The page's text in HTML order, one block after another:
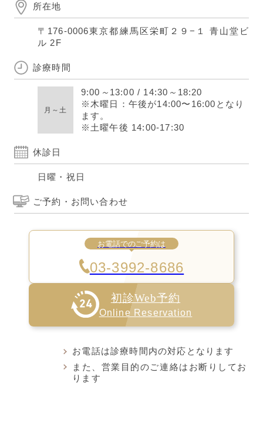
所在地
〒176-0006東京都練馬区栄町２９−１ 青山堂ビ
ル 2F
診療時間
月～土
9:00 ～ 13:00 / 14:30 ～ 18:20
※木曜日：午後が14:00〜16:00となり
ます。
※土曜午後 14:00-17:30
休診日
日曜・祝日
ご予約・お問い合わせ
お電話でのご予約は
03-3992-8686
初診Web予約
Online Reservation
お電話は診療時間内の対応となります
また、営業目的のご連絡はお断りしてお
ります